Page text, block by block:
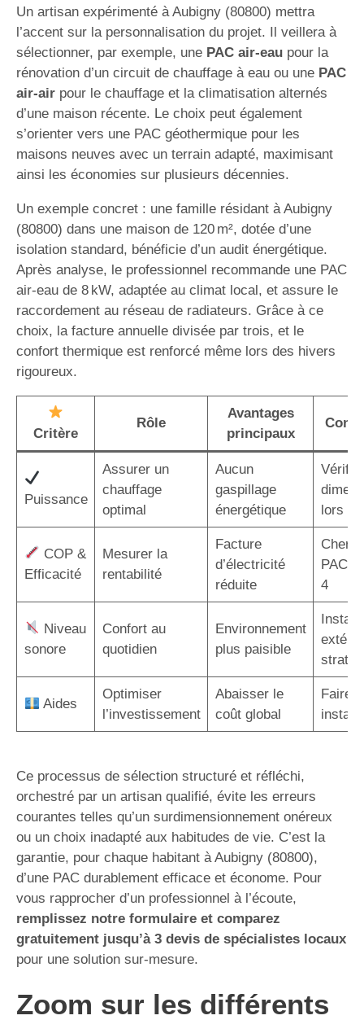
Un artisan expérimenté à Aubigny (80800) mettra
l’accent sur la personnalisation du projet. Il veillera à
sélectionner, par exemple, une PAC air-eau pour la
rénovation d’un circuit de chauffage à eau ou une PAC
air-air pour le chauffage et la climatisation alternés
d’une maison récente. Le choix peut également
s’orienter vers une PAC géothermique pour les
maisons neuves avec un terrain adapté, maximisant
ainsi les économies sur plusieurs décennies.
Un exemple concret : une famille résidant à Aubigny
(80800) dans une maison de 120 m², dotée d’une
isolation standard, bénéficie d’un audit énergétique.
Après analyse, le professionnel recommande une PAC
air-eau de 8 kW, adaptée au climat local, et assure le
raccordement au réseau de radiateurs. Grâce à ce
choix, la facture annuelle divisée par trois, et le
confort thermique est renforcé même lors des hivers
rigoureux.
Critère
Rôle
Avantages
principaux
Puissance
Assurer un
chauffage
optimal
Aucun
gaspillage
énergétique
lors de
COP &
Efficacité
Mesurer la
rentabilité
Facture
d’électricité
réduite
PAC
4
Niveau
sonore
Confort au
quotidien
Environnement
plus paisible
Aides
Optimiser
l’investissement
Abaisser le
coût global
Faire
Ce processus de sélection structuré et réfléchi,
orchestré par un artisan qualifié, évite les erreurs
courantes telles qu’un surdimensionnement onéreux
ou un choix inadapté aux habitudes de vie. C’est la
garantie, pour chaque habitant à Aubigny (80800),
d’une PAC durablement efficace et économe. Pour
vous rapprocher d’un professionnel à l’écoute,
remplissez notre formulaire et comparez
gratuitement jusqu’à 3 devis de spécialistes locaux
pour une solution sur-mesure.
Zoom sur les différents